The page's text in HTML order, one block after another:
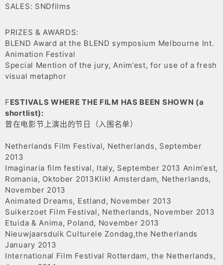
SALES: SNDfilms
PRIZES & AWARDS:
BLEND Award at the BLEND symposium Melbourne Int.
Animation Festival
Special Mention of the jury, Anim’est, for use of a fresh
visual metaphor
FESTIVALS WHERE THE FILM HAS BEEN SHOWN (a
shortlist):
曾在电影节上演出的节日（入围名单）
Netherlands Film Festival, Netherlands, September
2013
Imaginaria film festival, Italy, September 2013 Anim’est,
Romania, Oktober 2013Klik! Amsterdam, Netherlands,
November 2013
Animated Dreams, Estland, November 2013
Suikerzoet Film Festival, Netherlands, November 2013
Etuida & Anima, Poland, November 2013
Nieuwjaarsduik Culturele Zondag,the Netherlands
January 2013
International Film Festival Rotterdam, the Netherlands,